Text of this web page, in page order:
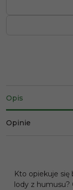
Opis
Opinie
Kto opiekuje się
lody z humusu?